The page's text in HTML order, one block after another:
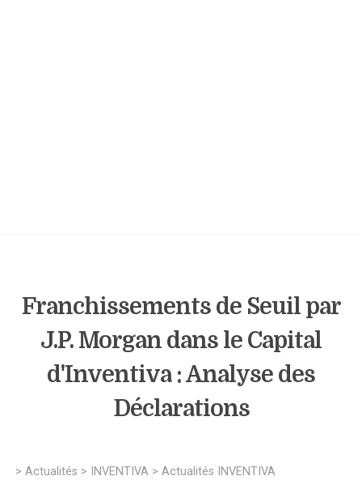
Franchissements de Seuil par
J.P. Morgan dans le Capital
d'Inventiva : Analyse des
Déclarations
> Actualités > INVENTIVA > Actualités INVENTIVA